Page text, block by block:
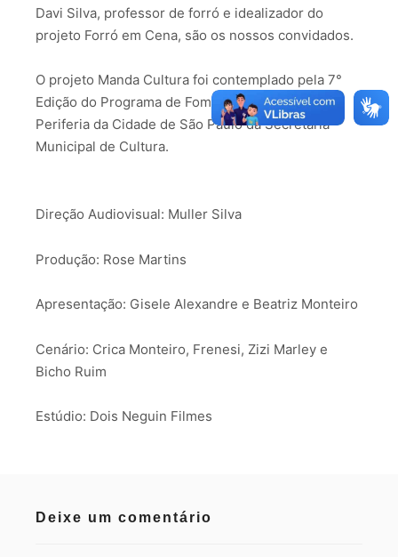
Davi Silva, professor de forró e idealizador do
projeto Forró em Cena, são os nossos convidados.
O projeto Manda Cultura foi contemplado pela 7°
Edição do Programa de Fomento à Cultura da
Periferia da Cidade de São Paulo da Secretaria
Municipal de Cultura.
Direção Audiovisual: Muller Silva
Produção: Rose Martins
Apresentação: Gisele Alexandre e Beatriz Monteiro
Cenário: Crica Monteiro, Frenesi, Zizi Marley e
Bicho Ruim
Estúdio: Dois Neguin Filmes
Deixe um comentário